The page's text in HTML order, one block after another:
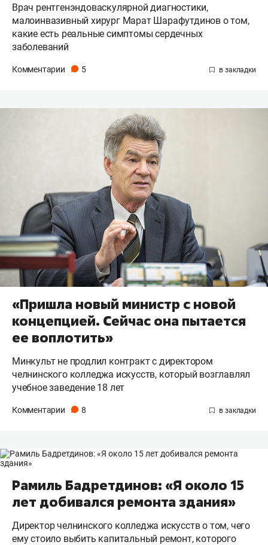
Врач рентгенэндоваскулярной диагностики,
малоинвазивный хирург Марат Шарафутдинов о том,
какие есть реальные симптомы сердечных
заболеваний
Комментарии 5
«Пришла новый министр с новой
концепцией. Сейчас она пытается
ее воплотить»
Минкульт не продлил контракт с директором
челнинского колледжа искусств, который возглавлял
учебное заведение 18 лет
Комментарии 8
Рамиль Бадретдинов: «Я около 15
лет добивался ремонта здания»
Директор челнинского колледжа искусств о том, чего
ему стоило выбить капитальный ремонт, которого